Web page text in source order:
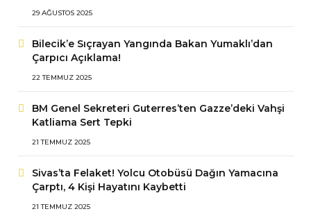
29 AĞUSTOS 2025
Bilecik’e Sıçrayan Yangında Bakan Yumaklı’dan
Çarpıcı Açıklama!
22 TEMMUZ 2025
BM Genel Sekreteri Guterres’ten Gazze’deki Vahşi
Katliama Sert Tepki
21 TEMMUZ 2025
Sivas’ta Felaket! Yolcu Otobüsü Dağın Yamacına
Çarptı, 4 Kişi Hayatını Kaybetti
21 TEMMUZ 2025